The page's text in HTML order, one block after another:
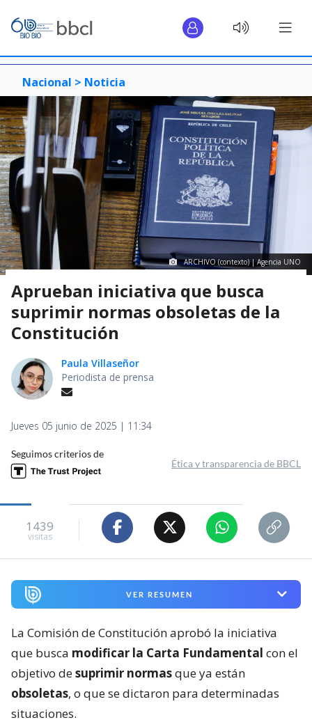
Nacional > Noticia
ARCHIVO (contexto) | Agencia UNO
Aprueban iniciativa que busca
suprimir normas obsoletas de la
Constitución
Paula Villaseñor
Periodista de prensa
Jueves 05 junio de 2025 | 11:34
Seguimos criterios de
Ética y transparencia de BBCL
1439
visitas
VER RESUMEN
La Comisión de Constitución aprobó la iniciativa
que busca modificar la Carta Fundamental con el
objetivo desuprimir normasque ya están
obsoletas, o que se dictaron para determinadas
situaciones.